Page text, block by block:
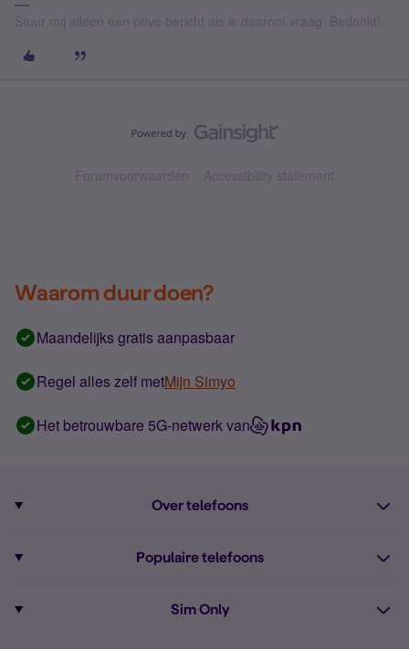
Stuur mij alleen een privé bericht als ik daarom vraag. Bedankt!
Forumvoorwaarden Accessibility statement
Waarom duur doen?
Maandelijks gratis aanpasbaar
Regel alles zelf metMijn Simyo
Het betrouwbare 5G-netwerk van
Over telefoons
Alle telefoons
Populaire telefoons
Sim Only